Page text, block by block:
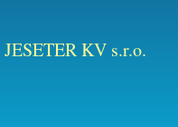
JESETER KV s.r.o.